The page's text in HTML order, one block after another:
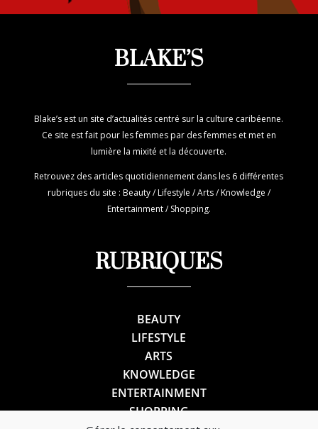
BLAKE’S
Blake’s est un site d’actualités centré sur la culture caribéenne.
Ce site est fait pour les femmes par des femmes et met en
lumière la mixité et la découverte.
Retrouvez des articles quotidiennement dans les 6 différentes
rubriques du site : Beauty / Lifestyle / Arts / Knowledge /
Entertainment / Shopping.
RUBRIQUES
BEAUTY
LIFESTYLE
ARTS
KNOWLEDGE
ENTERTAINMENT
SHOPPING